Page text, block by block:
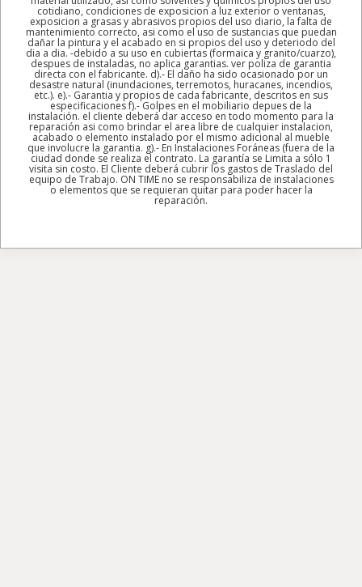
cotidiano, condiciones de exposicion a luz exterior o ventanas,
exposicion a grasas y abrasivos propios del uso diario, la falta de
mantenimiento correcto, asi como el uso de sustancias que puedan
dañar la pintura y el acabado en si propios del uso y deteriodo del
dia a dia. -debido a su uso en cubiertas (formaica y granito/cuarzo),
despues de instaladas, no aplica garantias. ver poliza de garantia
directa con el fabricante. d).- El daño ha sido ocasionado por un
desastre natural (inundaciones, terremotos, huracanes, incendios,
etc.). e).- Garantia y propios de cada fabricante, descritos en sus
especificaciones f).- Golpes en el mobiliario depues de la
instalación. el cliente deberá dar acceso en todo momento para la
reparación asi como brindar el area libre de cualquier instalacion,
acabado o elemento instalado por el mismo adicional al mueble
que involucre la garantia. g).- En Instalaciones Foráneas (fuera de la
ciudad donde se realiza el contrato. La garantía se Limita a sólo 1
visita sin costo. El Cliente deberá cubrir los gastos de Traslado del
equipo de Trabajo. ON TIME no se responsabiliza de instalaciones
o elementos que se requieran quitar para poder hacer la
reparación.